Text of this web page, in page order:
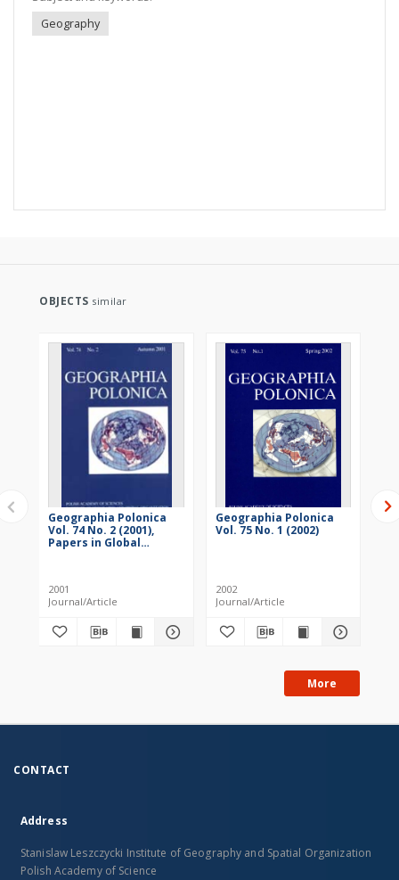
Geography
OBJECTS similar
Geographia Polonica
Vol. 74 No. 2 (2001),
Papers in Global
2001
Journal/Article
Geographia Polonica
Vol. 75 No. 1 (2002)
2002
Journal/Article
More
CONTACT
Address
Stanislaw Leszczycki Institute of Geography and Spatial Organization
Polish Academy of Science